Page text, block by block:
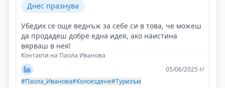
Днес празнува
Убедих се още веднъж за себе си в това, че можеш
да продадеш добре една идея, ако наистина
вярваш в нея!
Контакти на Паола Иванова
05/06/2025 г/
#Паола_Иванова#Колоездене#Туризъм